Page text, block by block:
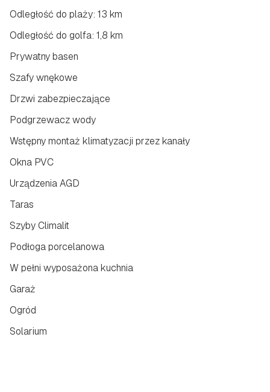
Odległość do plaży: 13 km
Odległość do golfa: 1,8 km
Prywatny basen
Szafy wnękowe
Drzwi zabezpieczające
Podgrzewacz wody
Wstępny montaż klimatyzacji przez kanały
Okna PVC
Urządzenia AGD
Taras
Szyby Climalit
Podłoga porcelanowa
W pełni wyposażona kuchnia
Garaż
Ogród
Solarium